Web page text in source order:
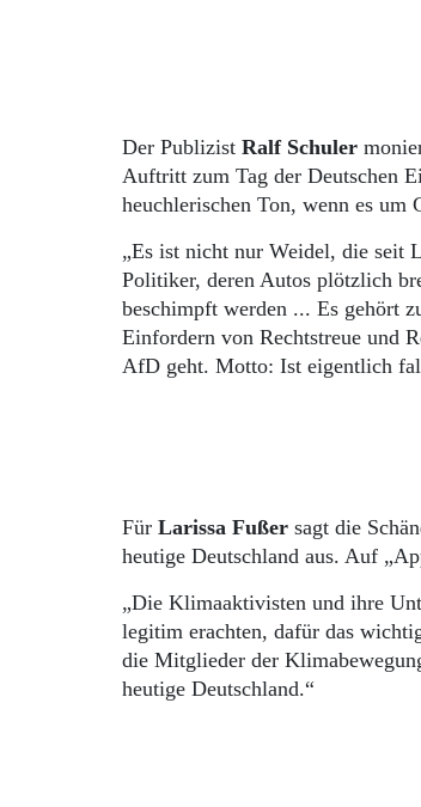
Der Publizist Ralf Schuler
Auftritt zum Tag der Deutschen
heuchlerischen Ton, wenn es um
„Es ist nicht nur Weidel, die seit
Politiker, deren Autos plötzlich
beschimpft werden ... Es gehört
Einfordern von Rechtstreue und
AfD geht. Motto: Ist eigentlich
Für Larissa Fußer sagt die
heutige Deutschland aus. Auf
„Die Klimaaktivisten und ihre
legitim erachten, dafür das
die Mitglieder der
heutige Deutschland.“